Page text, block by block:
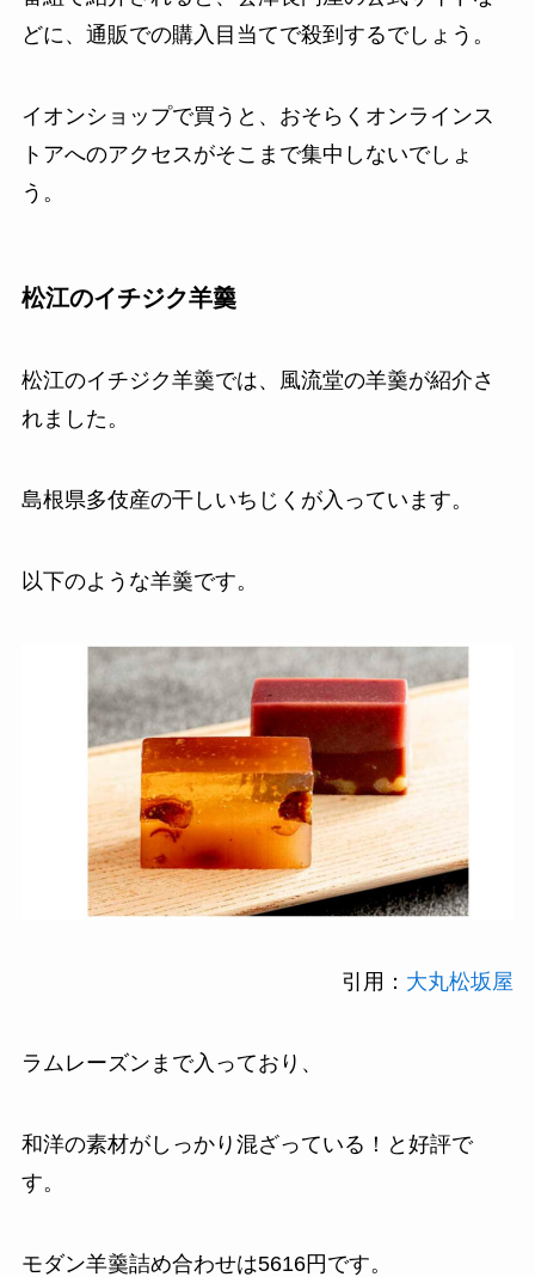
どに、通販での購入目当てで殺到するでしょう。
イオンショップで買うと、おそらくオンラインス
トアへのアクセスがそこまで集中しないでしょ
う。
松江のイチジク羊羹
松江のイチジク羊羹では、風流堂の羊羹が紹介さ
れました。
島根県多伎産の干しいちじくが入っています。
以下のような羊羹です。
引用： 大丸松坂屋
ラムレーズンまで入っており、
和洋の素材がしっかり混ざっている！と好評で
す。
モダン羊羹詰め合わせは5616円です。